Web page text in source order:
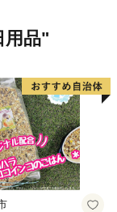
という形でご
ット製品、料
ぜひ直に見附
用品"